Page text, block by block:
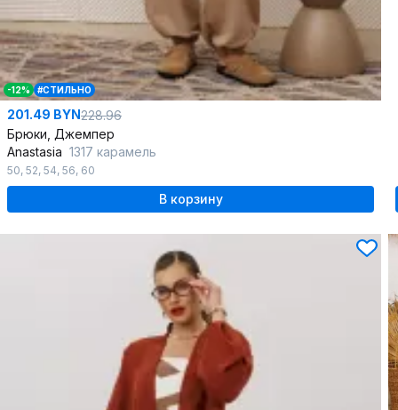
-12% #СТИЛЬНО
201.49 BYN228.96
Брюки, Джемпер
Anastasia 1317 карамель
50, 52, 54, 56, 60
В корзину